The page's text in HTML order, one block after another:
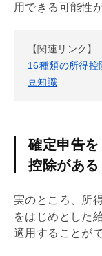
用できる可能性
【関連リンク】
16種類の所得控
豆知識
確定申告
控除がある
実のところ、所
をはじめとした
適用することが